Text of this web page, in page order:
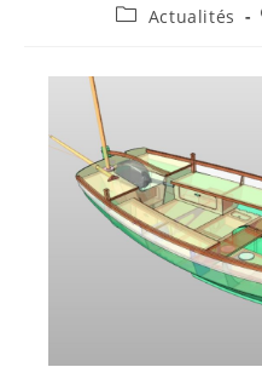
Actualités